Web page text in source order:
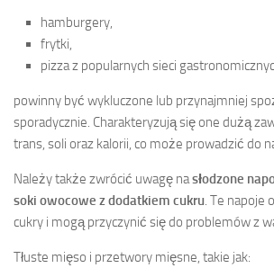
hamburgery,
frytki,
pizza z popularnych sieci
powinny być wykluczone lub przynajmniej
sporadycznie. Charakteryzują się one dużą
trans, soli oraz kalorii, co może prowadzić do
Należy także zwrócić uwagę nasłodzone
soki owocowe z dodatkiem cukru. Te napoje
cukry i mogą przyczynić się do problemów z
Tłuste mięso i przetwory mięsne, takie jak: